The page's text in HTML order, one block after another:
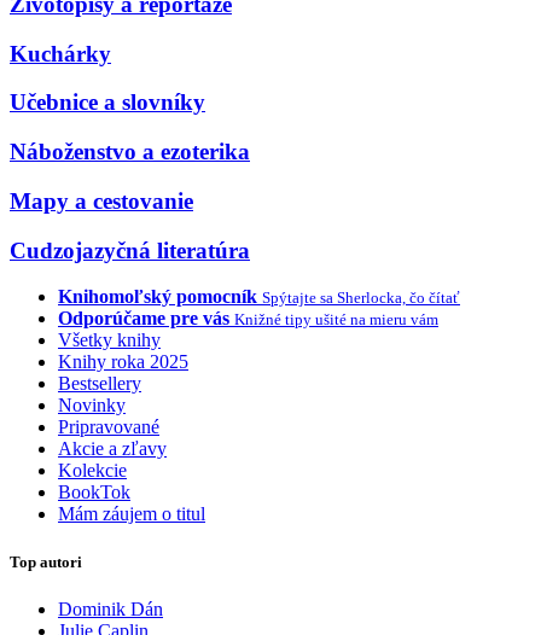
Kuchárky
Učebnice a slovníky
Náboženstvo a ezoterika
Mapy a cestovanie
Cudzojazyčná literatúra
Knihomoľský pomocník Spýtajte sa Sherlocka, čo čítať
Odporúčame pre vás Knižné tipy ušité na mieru vám
Všetky knihy
Knihy roka 2025
Bestsellery
Novinky
Pripravované
Akcie a zľavy
Kolekcie
BookTok
Mám záujem o titul
Top autori
Dominik Dán
Julie Caplin